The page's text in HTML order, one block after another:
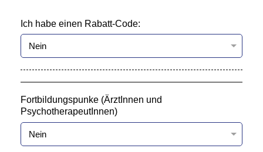
Ich habe einen Rabatt-Code:
Fortbildungspunke (ÄrztInnen und
PsychotherapeutInnen)